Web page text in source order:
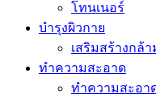
โทนเนอร์
บำรุงผิวกาย
เสริมสร้างกล้า
ทำความสะอาด
ทำความสะอา